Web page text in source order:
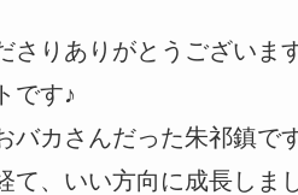
さりありがとうございま
です♪
バカさんだった朱祁鎮で
て、いい方向に成長しま